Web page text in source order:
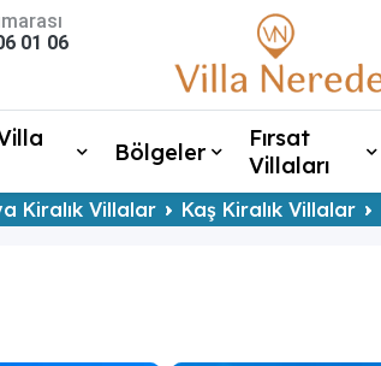
01 06
Bölgeler
Fırsat
Villaları
Kiralık Villalar Kaş Kiralık Villalar